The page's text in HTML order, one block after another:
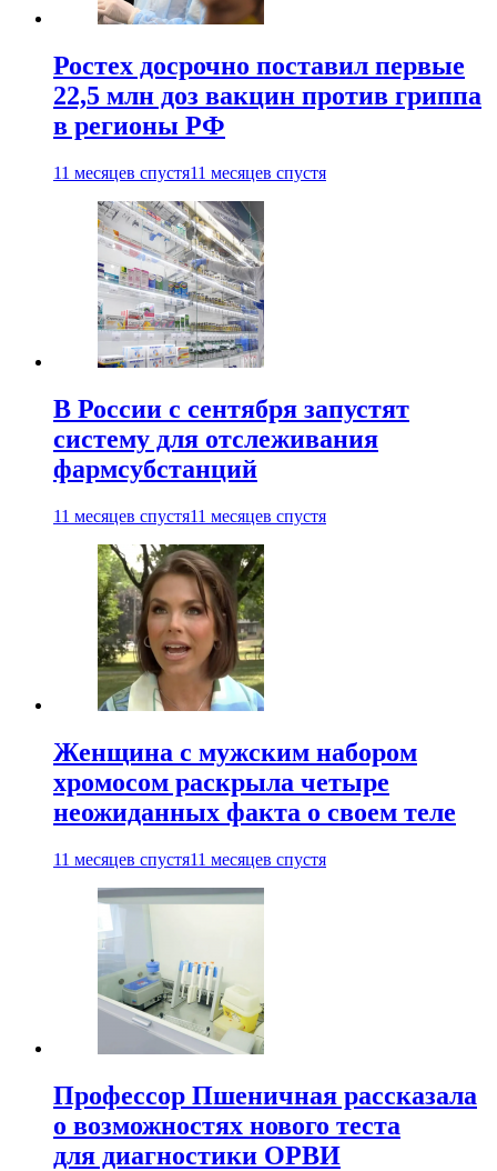
Ростех досрочно поставил первые
22,5 млн доз вакцин против гриппа
в регионы РФ
11 месяцев спустя11 месяцев спустя
В России с сентября запустят
систему для отслеживания
фармсубстанций
11 месяцев спустя11 месяцев спустя
Женщина с мужским набором
хромосом раскрыла четыре
неожиданных факта о своем теле
11 месяцев спустя11 месяцев спустя
Профессор Пшеничная рассказала
о возможностях нового теста
для диагностики ОРВИ